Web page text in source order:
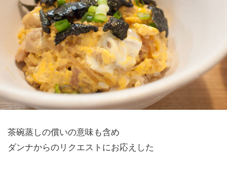
茶碗蒸しの償いの意味も含め
ダンナからのリクエストにお応えした